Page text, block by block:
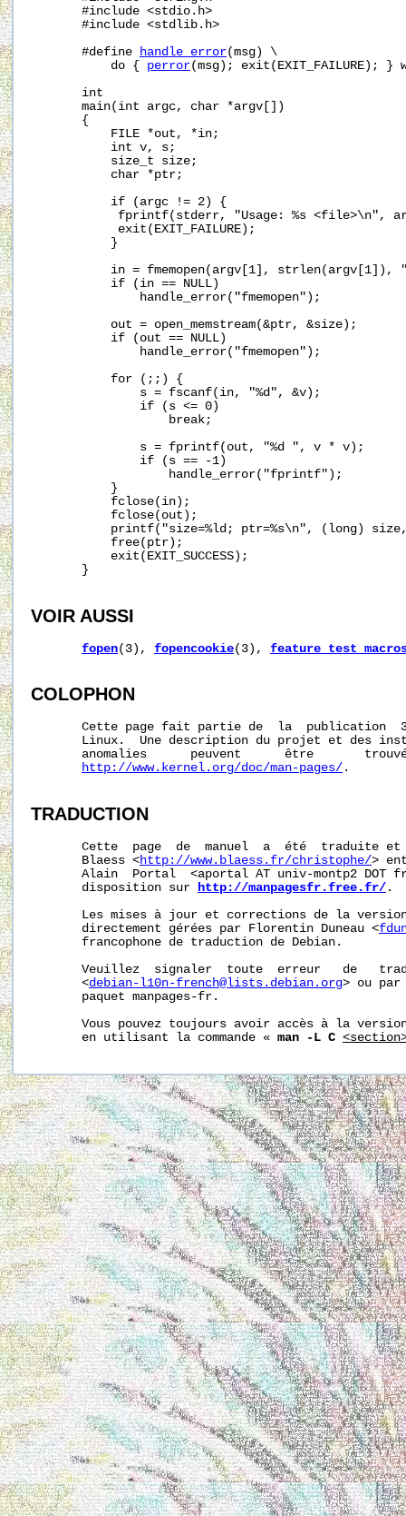
       #include <stdio.h>
       #include <stdlib.h>
       #define
handle_error(msg) \
           do {
perror(msg); exit(EXIT_FAILURE); }
       int
       main(int argc, char *argv[])
       {
           FILE *out, *in;
           int v, s;
           size_t size;
           char *ptr;
           if (argc != 2) {
fprintf(stderr, "Usage: %s <file>\n",
            exit(EXIT_FAILURE);
           }
in = fmemopen(argv[1], strlen(argv[1]),
           if (in == NULL)
               handle_error("fmemopen");
           out = open_memstream(&ptr, &size);
           if (out == NULL)
               handle_error("fmemopen");
           for (;;) {
               s = fscanf(in, "%d", &v);
               if (s <= 0)
                   break;
               s = fprintf(out, "%d ", v * v);
               if (s == -1)
                   handle_error("fprintf");
           }
           fclose(in);
           fclose(out);
printf("size=%ld; ptr=%s\n", (long)
           free(ptr);
           exit(EXIT_SUCCESS);
       }
VOIR AUSSI
fopen(3), fopencookie(3),
COLOPHON
Cette page fait partie de  la  publication
Linux.  Une description du projet et des
anomalies      peuvent      être
http://www.kernel.org/doc/man-pages/ .
TRADUCTION
Cette  page  de  manuel  a  été  traduite
       Blaess <
http://www.blaess.fr/christophe/>
Alain  Portal  <aportal AT univ-montp2 DOT
       disposition sur
http://manpagesfr.free.fr/ .
Les mises à jour et corrections de la
       directement gérées par Florentin Duneau <
       francophone de traduction de Debian.
Veuillez  signaler  toute  erreur   de
       <
debian-l10n-french@lists.debian.org> ou par
       paquet manpages-fr.
Vous pouvez toujours avoir accès à la
       en utilisant la commande «
man -L C